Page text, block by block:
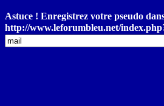
Astuce ! Enregistrez votre pseudo
http://www.leforumbleu.net/